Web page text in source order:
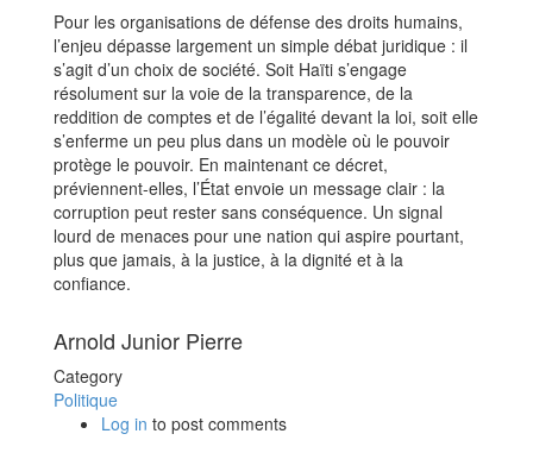
Pour les organisations de défense des droits humains,
l’enjeu dépasse largement un simple débat juridique : il
s’agit d’un choix de société. Soit Haïti s’engage
résolument sur la voie de la transparence, de la
reddition de comptes et de l’égalité devant la loi, soit elle
s’enferme un peu plus dans un modèle où le pouvoir
protège le pouvoir. En maintenant ce décret,
préviennent-elles, l’État envoie un message clair : la
corruption peut rester sans conséquence. Un signal
lourd de menaces pour une nation qui aspire pourtant,
plus que jamais, à la justice, à la dignité et à la
confiance.
Arnold Junior Pierre
Category
Politique
Log in to post comments